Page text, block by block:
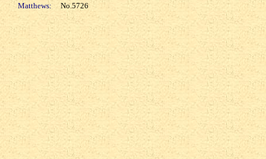
Matthews: No.5726